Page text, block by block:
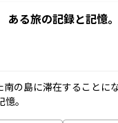
ある旅の記録と記憶
の島に滞在することに
。